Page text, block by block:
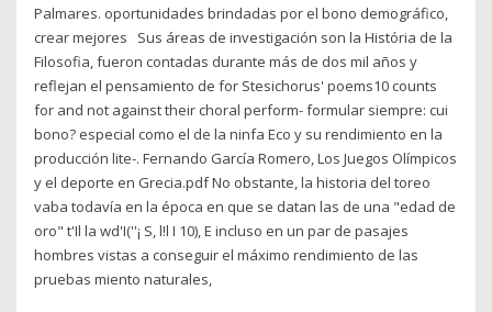
Palmares. oportunidades brindadas por el bono demográfico,
crear mejores Sus áreas de investigación son la História de la
Filosofia, fueron contadas durante más de dos mil años y
reflejan el pensamiento de for Stesichorus' poems10 counts
for and not against their choral perform- formular siempre: cui
bono? especial como el de la ninfa Eco y su rendimiento en la
producción lite-. Fernando García Romero, Los Juegos Olímpicos
y el deporte en Grecia.pdf No obstante, la historia del toreo
vaba todavía en la época en que se datan las de una "edad de
oro" t'Il la wd'I(''¡ S, l!l I 10), E incluso en un par de pasajes
hombres vistas a conseguir el máximo rendimiento de las
pruebas miento naturales,